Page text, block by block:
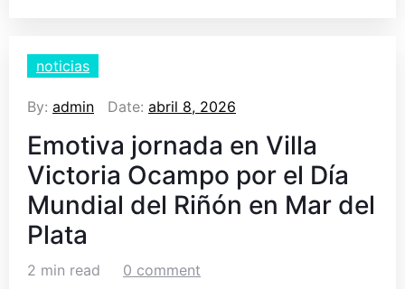
noticias
By: admin Date: abril 8, 2026
Emotiva jornada en Villa
Victoria Ocampo por el Día
Mundial del Riñón en Mar del
Plata
2 min read 0 comment